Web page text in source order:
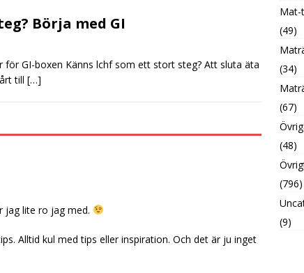
Börja med GI
för GI-boxen Känns lchf som ett stort steg? Att sluta äta
till […]
jag lite ro jag med.
Alltid kul med tips eller inspiration. Och det är ju inget
Mat-
(49)
(34)
(67)
(48)
(796)
(9)